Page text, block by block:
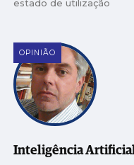
estado de utilização
OPINIÃO
Inteligência